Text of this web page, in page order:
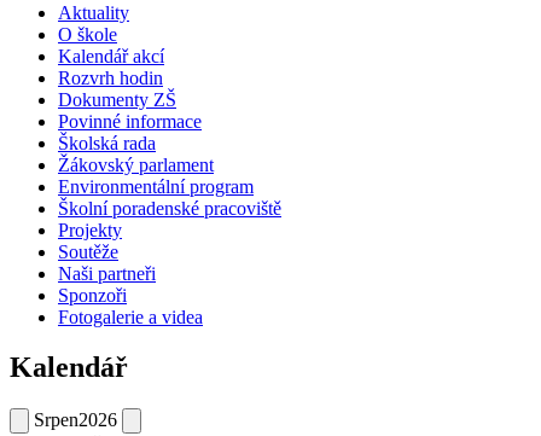
Aktuality
O škole
Kalendář akcí
Rozvrh hodin
Dokumenty ZŠ
Povinné informace
Školská rada
Žákovský parlament
Environmentální program
Školní poradenské pracoviště
Projekty
Soutěže
Naši partneři
Sponzoři
Fotogalerie a videa
Kalendář
Srpen2026